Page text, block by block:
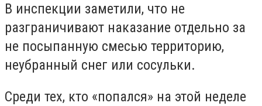
В инспекции заметили, что не
разграничивают наказание отдельно за
не посыпанную смесью территорию,
неубранный снег или сосульки.
Среди тех, кто «попался» на этой неделе